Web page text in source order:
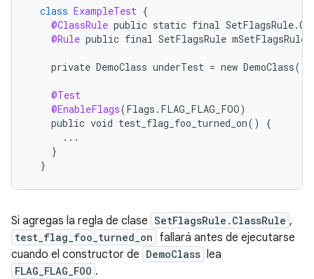
class ExampleTest {
@ClassRule public static final SetFlagsRule.
@Rule public final SetFlagsRule mSetFlagsRule
private DemoClass underTest = new DemoClass();
@Test
@EnableFlags(Flags . FLAG_FLAG_FOO)
public void test_flag_foo_turned_on()
{
...
}
}
Si agregas la regla de clase SetFlagsRule.ClassRule ,
test_flag_foo_turned_on fallará antes de ejecutarse
cuando el constructor de DemoClass lea
FLAG_FLAG_FOO .